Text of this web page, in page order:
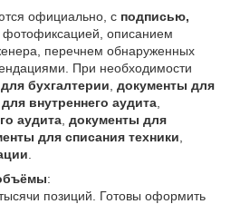
официально, с подписью,
, фотофиксацией, описанием
перечнем обнаруженных
При необходимости
бухгалтерии документы для
внутреннего аудита
аудита документы для
для списания техники
:
позиций. Готовы оформить